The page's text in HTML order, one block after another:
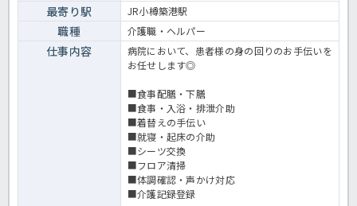
最寄り駅 JR小樽築港駅
職種 介護職・ヘルパー
仕事内容
病院において、患者様の身の回りのお手伝いを
お任せします◎
■食事配膳・下膳
■食事・入浴・排泄介助
■着替えの手伝い
■就寝・起床の介助
■シーツ交換
■フロア清掃
■体調確認・声かけ対応
■介護記録登録